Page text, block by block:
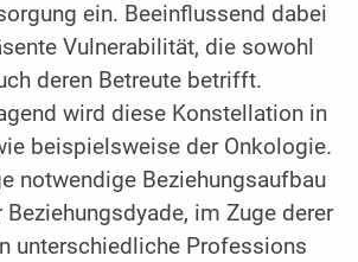
ein. Beeinflussend dabei
Vulnerabilität, die sowohl
deren Betreute betrifft.
wird diese Konstellation in
beispielsweise der Onkologie.
notwendige Beziehungsaufbau
im Zuge derer
unterschiedliche Profes​sions​